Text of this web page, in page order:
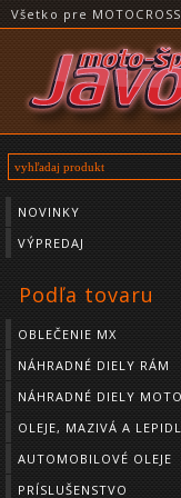
Všetko pre
NOVINKY
VÝPREDAJ
Podľa tovaru
OBLEČENIE MX
NÁHRADNÉ DIELY RÁM
NÁHRADNÉ DIELY
OLEJE, MAZIVÁ A
AUTOMOBILOVÉ OLEJE
PRÍSLUŠENSTVO